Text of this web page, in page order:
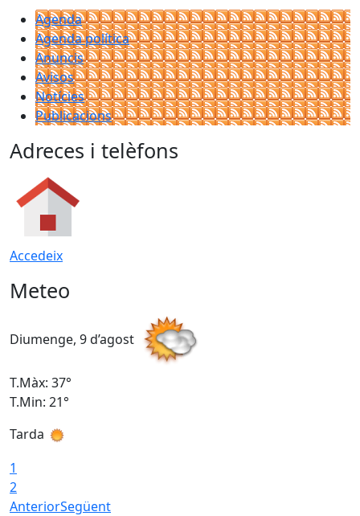
Agenda
Agenda política
Anuncis
Avisos
Notícies
Publicacions
Adreces i telèfons
Accedeix
Meteo
Diumenge, 9 d’agost
T.Màx: 37°
T.Min: 21°
Tarda
1
2
AnteriorSegüent